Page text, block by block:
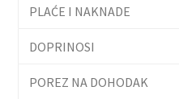
PLAĆE I NAKNADE
DOPRINOSI
POREZ NA DOHODAK